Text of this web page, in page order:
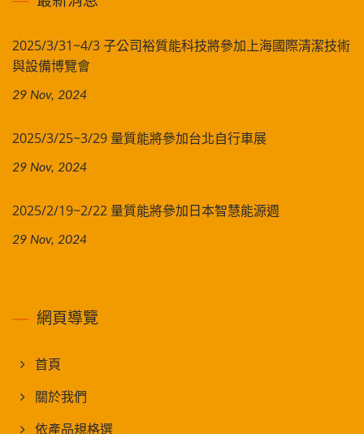
2025/3/31~4/3 子公司裕質能科技將參加上海國際清潔技術
與設備博覽會
29 Nov, 2024
2025/3/25~3/29 量質能將參加台北自行車展
29 Nov, 2024
2025/2/19~2/22 量質能將參加日本智慧能源週
29 Nov, 2024
網頁導覽
首頁
關於我們
依產品規格選